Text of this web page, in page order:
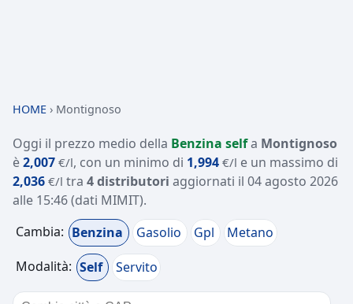
HOME › Montignoso
Oggi il prezzo medio della Benzina selfa Montignoso
è2,007 €/l, con un minimo di 1,994 €/l e un massimo di
2,036 €/l tra 4 distributori aggiornati il 04 agosto 2026
alle 15:46(dati MIMIT).
Cambia: Benzina Gasolio Gpl
Metano
Modalità: Self Servito